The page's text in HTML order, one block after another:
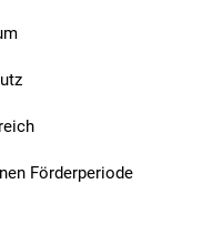
Förderperiode